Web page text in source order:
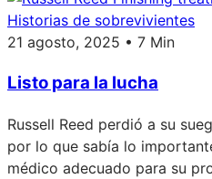
Historias de sobrevivientes
21 agosto, 2025 • 7 Min
Listo para la lucha
Russell Reed perdió a su
por lo que sabía lo
médico adecuado para su